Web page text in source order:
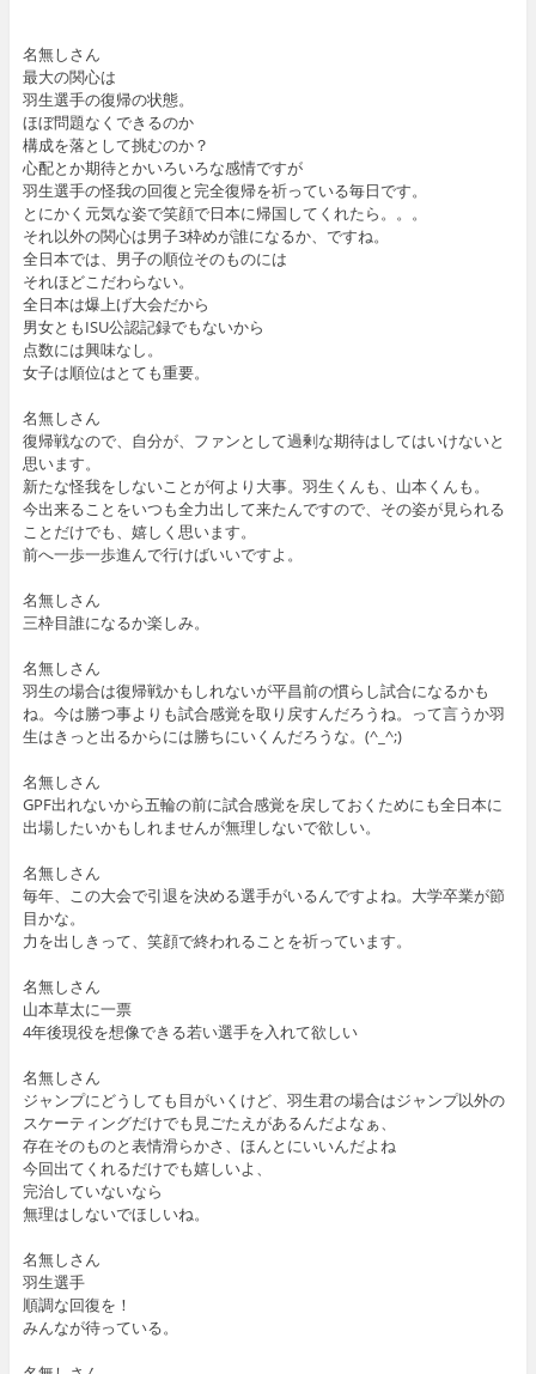
名無しさん
最大の関心は
羽生選手の復帰の状態。
ほぼ問題なくできるのか
構成を落として挑むのか？
心配とか期待とかいろいろな感情ですが
羽生選手の怪我の回復と完全復帰を祈っている毎日です。
とにかく元気な姿で笑顔で日本に帰国してくれたら。。。
それ以外の関心は男子3枠めが誰になるか、ですね。
全日本では、男子の順位そのものには
それほどこだわらない。
全日本は爆上げ大会だから
男女ともISU公認記録でもないから
点数には興味なし。
女子は順位はとても重要。
名無しさん
復帰戦なので、自分が、ファンとして過剰な期待はしてはいけないと
思います。
新たな怪我をしないことが何より大事。羽生くんも、山本くんも。
今出来ることをいつも全力出して来たんですので、その姿が見られる
ことだけでも、嬉しく思います。
前へ一歩一歩進んで行けばいいですよ。
名無しさん
三枠目誰になるか楽しみ。
名無しさん
羽生の場合は復帰戦かもしれないが平昌前の慣らし試合になるかも
ね。今は勝つ事よりも試合感覚を取り戻すんだろうね。って言うか羽
生はきっと出るからには勝ちにいくんだろうな。(^_^;)
名無しさん
GPF出れないから五輪の前に試合感覚を戻しておくためにも全日本に
出場したいかもしれませんが無理しないで欲しい。
名無しさん
毎年、この大会で引退を決める選手がいるんですよね。大学卒業が節
目かな。
力を出しきって、笑顔で終われることを祈っています。
名無しさん
山本草太に一票
4年後現役を想像できる若い選手を入れて欲しい
名無しさん
ジャンプにどうしても目がいくけど、羽生君の場合はジャンプ以外の
スケーティングだけでも見ごたえがあるんだよなぁ、
存在そのものと表情滑らかさ、ほんとにいいんだよね
今回出てくれるだけでも嬉しいよ、
完治していないなら
無理はしないでほしいね。
名無しさん
羽生選手
順調な回復を！
みんなが待っている。